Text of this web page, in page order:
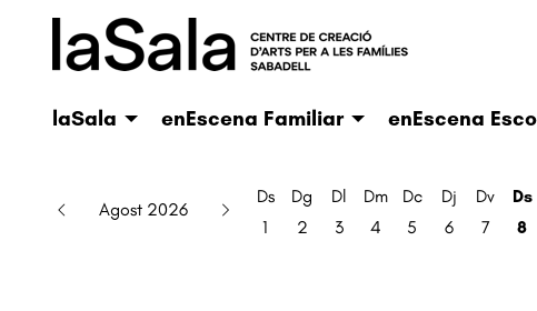
laSala enEscena Familiar enEscena
Agost 2026
Ds
1
Dg
2
Dl
3
Dm
4
Dc
5
Dj
6
Dv
7
Ds
8